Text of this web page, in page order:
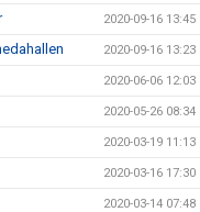
2020-09-16 13:45
2020-09-16 13:23
2020-06-06 12:03
2020-05-26 08:34
2020-03-19 11:13
2020-03-16 17:30
2020-03-14 07:48